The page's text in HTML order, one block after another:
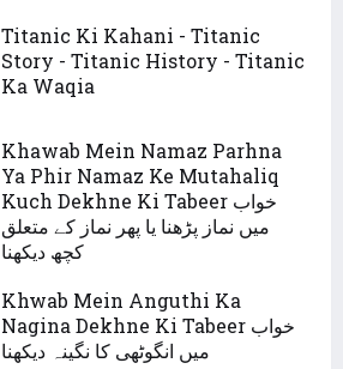
Titanic Ki Kahani - Titanic
Story - Titanic History - Titanic
Ka Waqia
Khawab Mein Namaz Parhna
Ya Phir Namaz Ke Mutahaliq
Kuch Dekhne Ki Tabeer خواب
میں نماز پڑھنا یا پھر نماز کے متعلق
کچھ دیکھنا
Khwab Mein Anguthi Ka
Nagina Dekhne Ki Tabeer خواب
میں انگوٹھی کا نگینہ دیکھنا